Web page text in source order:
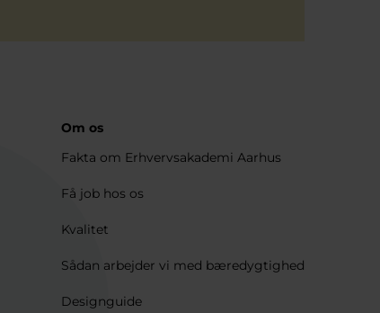
Om os
Fakta om Erhvervsakademi Aarhus
Få job hos os
Kvalitet
Sådan arbejder vi med bæredygtighed
Designguide